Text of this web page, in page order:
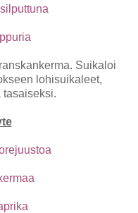
Suikaloi
lohisuikaleet,